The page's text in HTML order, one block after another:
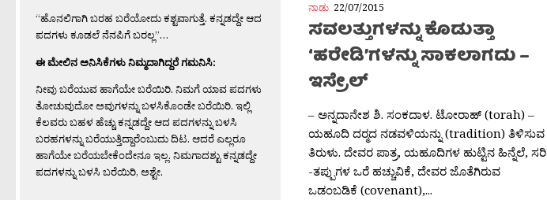
ನಾಡು 22/07/2015
ಸವಲತ್ತುಗಳನ್ನು ಕೊಡುತ್ತಾ
‘ಹರೇಡಿ’ಗಳನ್ನು ಸಾಕಲಾಗದು –
ಇಸ್ರೇಲ್
– ಅನ್ನದಾನೇಶ ಶಿ. ಸಂಕದಾಳ. ಟೋರಾಹ್ (torah) –
ಯಹೂದಿ ದರ‍್ಮದ ನಡವಳಿಯನ್ನು (tradition) ತಿಳಿಸುವ
ತಿರುಳು. ದೇವರ ಪಾತ್ರ, ಯಹೂದಿಗಳ ಹುಟ್ಟಿನ ಹಿನ್ನೆಲೆ, ಸರಿ
-ತಪ್ಪುಗಳ ಒರೆ ಹಚ್ಚುವಿಕೆ, ದೇವರ ಜೊತೆಗಿರುವ
ಒಡಂಬಡಿಕೆ (covenant),...
“ಹೊನಲಿಗಾಗಿ ಬರಹ ಬರೆಯೋದು ಕಶ್ಟವಾಗುತ್ತೆ. ಕನ್ನಡದ್ದೇ ಆದ
ಪದಗಳು ಕೂಡಲೆ ನೆನಪಿಗೆ ಬರಲ್ಲ”…
ಈ ಮೇಲಿನ ಅನಿಸಿಕೆಗಳು ನಿಮ್ಮದಾಗಿದ್ದರೆ ಗಮನಿಸಿ:
ನೀವು ಬರೆಯುವ ಹಾಗೆಯೇ ಬರೆಯಿರಿ. ನಿಮಗೆ ಯಾವ ಪದಗಳು
ತೋಚುವುದೋ ಅವುಗಳನ್ನು ಬಳಸಿಕೊಂಡೇ ಬರೆಯಿರಿ. ಇಲ್ಲಿ
ಕೆಲವರು ಬಹಳ ಹೆಚ್ಚು ಕನ್ನಡದ್ದೇ ಆದ ಪದಗಳನ್ನು ಬಳಸಿ
ಬರಹಗಳನ್ನು ಬರೆಯುತ್ತಿದ್ದಾರೆಂಬುದು ದಿಟ. ಆದರೆ ಎಲ್ಲರೂ
ಹಾಗೆಯೇ ಬರೆಯಬೇಕೆಂದೇನೂ ಇಲ್ಲ. ನಿಮಗಾದಶ್ಟು ಕನ್ನಡದ್ದೇ
ಪದಗಳನ್ನು ಬಳಸಿ ಬರೆಯಿರಿ, ಅಶ್ಟೇ.